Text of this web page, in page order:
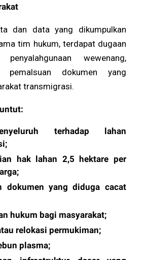
dan data yang dikumpulkan
tim hukum, terdapat dugaan
penyalahgunaan wewenang,
pemalsuan dokumen yang
transmigrasi.
terhadap lahan
hak lahan 2,5 hektare per
dokumen yang diduga cacat
hukum bagi masyarakat;
relokasi permukiman;
plasma;